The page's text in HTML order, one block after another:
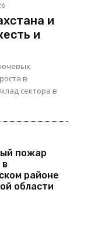
и
и
в
сектора в
пожар
в
районе
области